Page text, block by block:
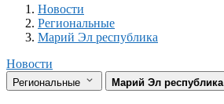
Новости
Разделы
Новости
Региональные
Марий Эл республика
Новости
Региональные Марий Эл республика